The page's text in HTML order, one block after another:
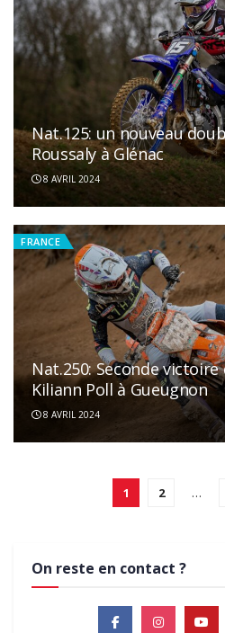
Nat.125: un nouveau
Roussaly à Glénac
8 AVRIL 2024
FRANCE
Nat.250: Seconde
Kiliann Poll à Gueugnon
8 AVRIL 2024
1 2 …
On reste en contact ?